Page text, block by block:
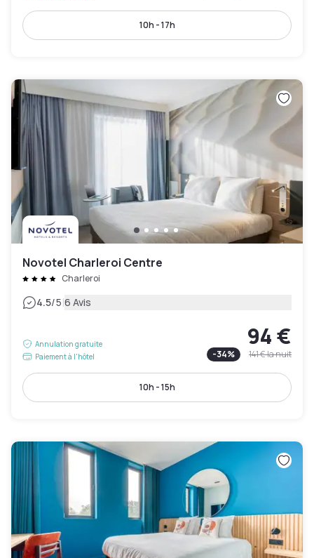
10h - 17h
Novotel Charleroi Centre
Charleroi
4.5/5|6 Avis
Annulation gratuite
Paiement à l'hôtel
94 €
-34% 141 €la nuit
10h - 15h